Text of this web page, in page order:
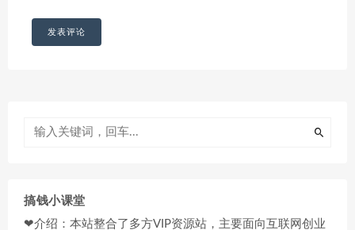
搞钱小课堂
❤介绍：本站整合了多方VIP资源站，主要面向互联网创业